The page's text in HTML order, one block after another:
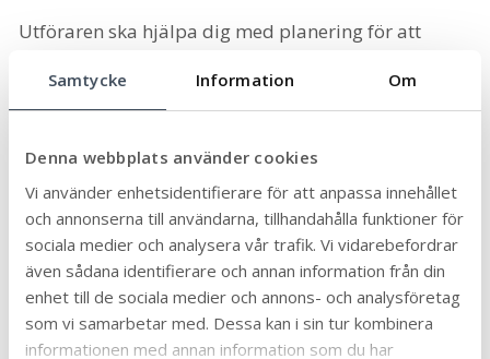
Samtycke Information Om
Denna webbplats använder cookies
Vi använder enhetsidentifierare för att anpassa innehållet
och annonserna till användarna, tillhandahålla funktioner för
sociala medier och analysera vår trafik. Vi vidarebefordrar
även sådana identifierare och annan information från din
enhet till de sociala medier och annons- och analysföretag
som vi samarbetar med. Dessa kan i sin tur kombinera
informationen med annan information som du har
Utföraren ska hjälpa dig med planering för att
verksamhetens ansvar att resurser fördelas på så
sätt att dina behov av kultur och fritid tillgodoses i
Vem kan ansöka
Du som tillhör en av lagens personkretsar kan
ansöka om bostad med särskild service för vuxna
eller annan anpassad bostad för vuxna.
Vad kostar insatsen?